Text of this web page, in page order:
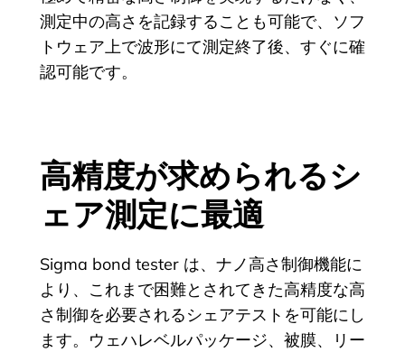
測定中の高さを記録することも可能で、ソフ
トウェア上で波形にて測定終了後、すぐに確
認可能です。
高精度が求められるシ
ェア測定に最適
Sigma bond tester は、ナノ高さ制御機能に
より、これまで困難とされてきた高精度な高
さ制御を必要されるシェアテストを可能にし
ます。ウェハレベルパッケージ、被膜、リー